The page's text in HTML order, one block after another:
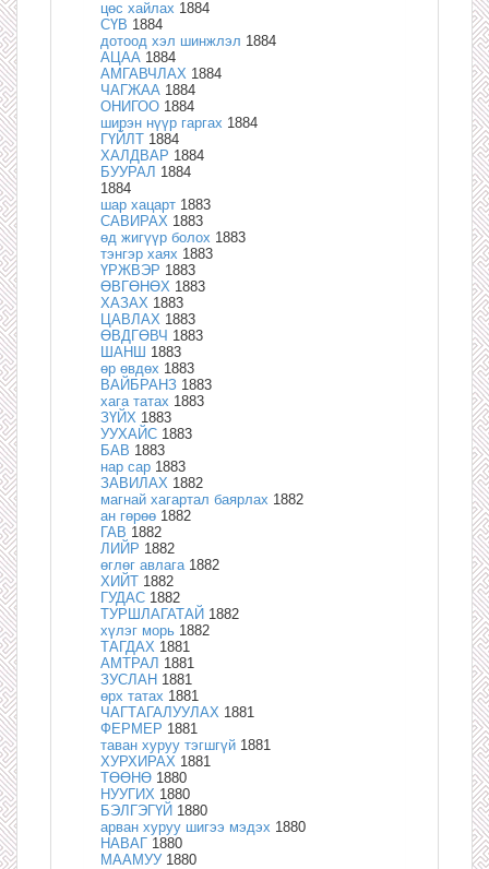
цөс хайлах 1884
СҮВ 1884
дотоод хэл шинжлэл 1884
АЦАА 1884
АМГАВЧЛАХ 1884
ЧАГЖАА 1884
ОНИГОО 1884
ширэн нүүр гаргах 1884
ГҮЙЛТ 1884
ХАЛДВАР 1884
БУУРАЛ 1884
1884
шар хацарт 1883
САВИРАХ 1883
өд жигүүр болох 1883
тэнгэр хаях 1883
ҮРЖВЭР 1883
ӨВГӨНӨХ 1883
ХАЗАХ 1883
ЦАВЛАХ 1883
ӨВДГӨВЧ 1883
ШАНШ 1883
өр өвдөх 1883
ВАЙБРАНЗ 1883
хага татах 1883
ЗҮЙХ 1883
УУХАЙС 1883
БАВ 1883
нар сар 1883
ЗАВИЛАХ 1882
магнай хагартал баярлах 1882
ан гөрөө 1882
ГАВ 1882
ЛИЙР 1882
өглөг авлага 1882
ХИЙТ 1882
ГУДАС 1882
ТУРШЛАГАТАЙ 1882
хүлэг морь 1882
ТАГДАХ 1881
АМТРАЛ 1881
ЗУСЛАН 1881
өрх татах 1881
ЧАГТАГАЛУУЛАХ 1881
ФЕРМЕР 1881
таван хуруу тэгшгүй 1881
ХУРХИРАХ 1881
ТӨӨНӨ 1880
НУУГИХ 1880
БЭЛГЭГҮЙ 1880
арван хуруу шигээ мэдэх 1880
НАВАГ 1880
МААМУУ 1880